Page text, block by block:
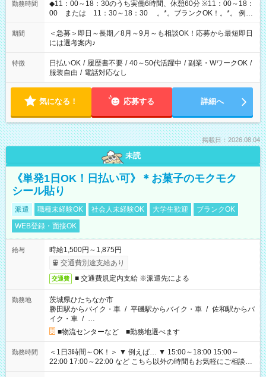
勤務時間
◆11：00～18：30のうち実働6時間、休憩60分 ※11：00～18：
00 または 11：30～18：30 。*。ブランクOK！。*。 例え
ば前職が、 在宅/財団法人/事務/コールセンター/受付/販売/カフェ
スタッフ スイーツ販売/ホテルフロント/化粧品販売/など 様々な
業界から入社して活躍されています♪
期間
＜急募＞即日～長期／8月～9月～も相談OK！応募から最短即日
には選考案内♪
特徴 日払いOK / 履歴書不要 / 40～50代活躍中 / 副業・WワークOK /
服装自由 / 電話対応なし
気になる！ 応募する 詳細へ
掲載日：2026.08.04
未読
《単発1日OK！日払い可》＊お菓子のモクモク
シール貼り
派遣 職種未経験OK 社会人未経験OK 大学生歓迎
ブランクOK
WEB登録・面接OK
給与
時給1,500円～1,875円
交通費別途支給あり
交通費 ■ 交通費規定内支給 ※派遣先による
勤務地
茨城県ひたちなか市
勝田駅からバイク・車 / 平磯駅からバイク・車 / 佐和駅からバ
イク・車 / …
■物流センターなど ■勤務地選べます
勤務時間
＜1日3時間～OK！＞ ▼ 例えば… ▼ 15:00～18:00 15:00～
22:00 17:00～22:00 など こちら以外の時間もお気軽にご相談く
ださい！